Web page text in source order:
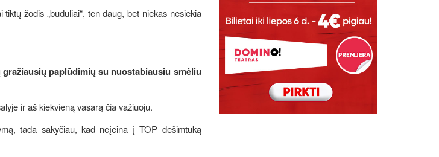
žodis „buduliai“, ten daug, bet niekas nesiekia
paplūdimių su nuostabiausiu smėliu
ir aš kiekvieną vasarą čia važiuoju.
tada sakyčiau, kad neįeina į TOP dešimtuką